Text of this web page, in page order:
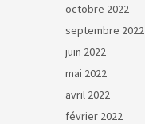
octobre 2022
septembre 2022
juin 2022
mai 2022
avril 2022
février 2022